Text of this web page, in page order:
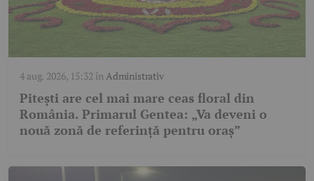
4 aug. 2026, 15:32 înAdministrativ
Pitești are cel mai mare ceas floral din
România. Primarul Gentea: „Va deveni o
nouă zonă de referință pentru oraș”